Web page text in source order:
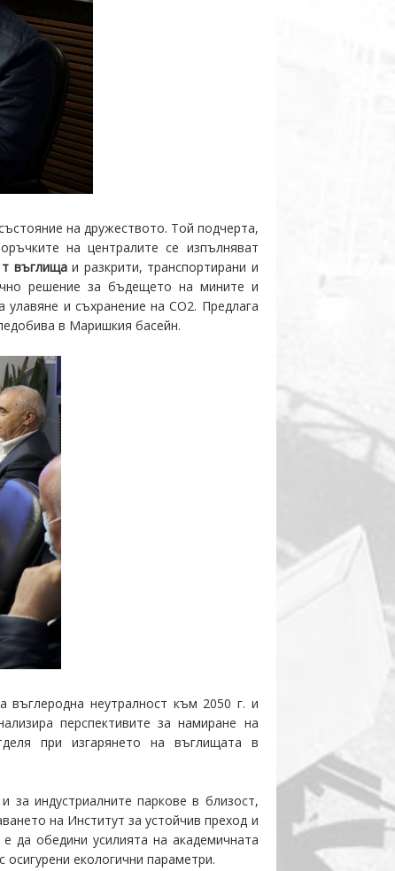
на дружеството. Той подчерта,
на централите се изпълняват
въглищаи разкрити, транспортирани и
решение за бъдещето на мините и
и съхранение на CO2. Предлага
в Маришкия басейн.
въглеродна неутралност към 2050 г. и
перспективите за намиране на
при изгарянето на въглищата в
индустриалните паркове в близост,
на Институт за устойчив преход и
да обедини усилията на академичната
екологични параметри.